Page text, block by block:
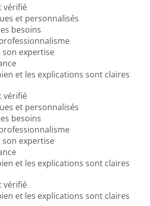
vérifié
et personnalisés
besoins
expertise
et les explications sont claires
vérifié
et personnalisés
besoins
expertise
et les explications sont claires
vérifié
et les explications sont claires